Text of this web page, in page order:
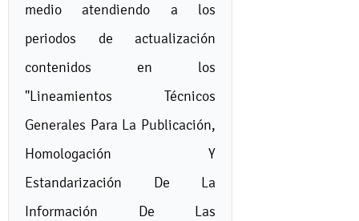
medio atendiendo a los
periodos de actualización
contenidos en los
"Lineamientos Técnicos
Generales Para La Publicación,
Homologación Y
Estandarización De La
Información De Las